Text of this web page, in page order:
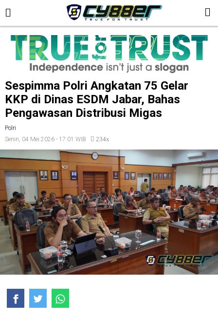
Sespimma Polri Angkatan 75 Gelar
KKP di Dinas ESDM Jabar, Bahas
Pengawasan Distribusi Migas
Polri
Senin, 04 Mei 2026 - 17:01 WIB
234x